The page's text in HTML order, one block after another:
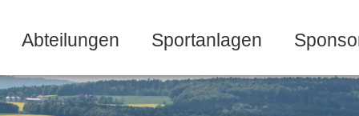
Abteilungen Sportanlagen